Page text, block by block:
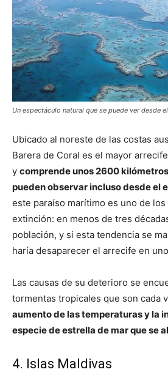
Un espectáculo natural que se puede ver desde
Ubicado al noreste de las costas
Barera de Coral es el mayor
y comprende unos 2600
pueden observar incluso desde el
este paraíso marítimo es uno de
extinción: en menos de tres
población, y si esta tendencia se
haría desaparecer el arrecife en
Las causas de su deterioro se
tormentas tropicales que son cada
aumento de las temperaturas y la
especie de estrella de mar que se
4. Islas Maldivas